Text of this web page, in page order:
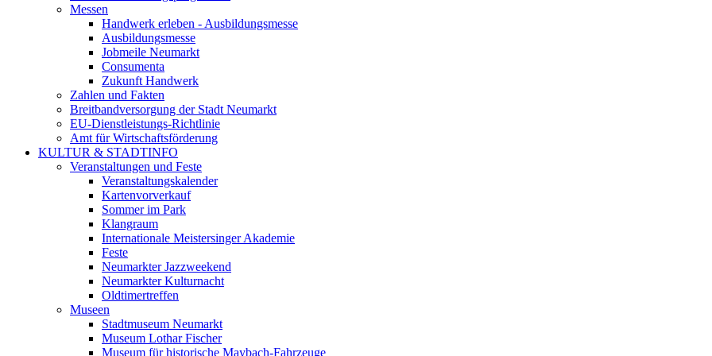
Messen
Handwerk erleben - Ausbildungsmesse
Ausbildungsmesse
Jobmeile Neumarkt
Consumenta
Zukunft Handwerk
Zahlen und Fakten
Breitbandversorgung der Stadt Neumarkt
EU-Dienstleistungs-Richtlinie
Amt für Wirtschaftsförderung
KULTUR & STADTINFO
Veranstaltungen und Feste
Veranstaltungskalender
Kartenvorverkauf
Sommer im Park
Klangraum
Internationale Meistersinger Akademie
Feste
Neumarkter Jazzweekend
Neumarkter Kulturnacht
Oldtimertreffen
Museen
Stadtmuseum Neumarkt
Museum Lothar Fischer
Museum für historische Maybach-Fahrzeuge